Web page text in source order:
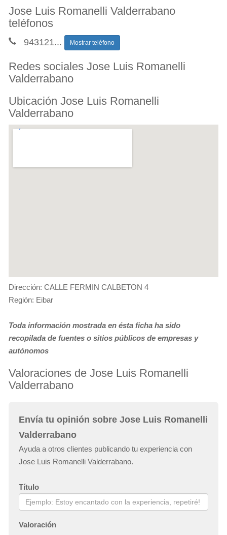
Jose Luis Romanelli Valderrabano
teléfonos
943121... Mostrar teléfono
Redes sociales Jose Luis Romanelli
Valderrabano
Ubicación Jose Luis Romanelli
Valderrabano
Dirección: CALLE FERMIN CALBETON 4
Región: Eibar
Toda información mostrada en ésta ficha ha sido
recopilada de fuentes o sitios públicos de empresas y
autónomos
Valoraciones de Jose Luis Romanelli
Valderrabano
Envía tu opinión sobre Jose Luis Romanelli
Valderrabano
Ayuda a otros clientes publicando tu experiencia con
Jose Luis Romanelli Valderrabano.
Título
Valoración